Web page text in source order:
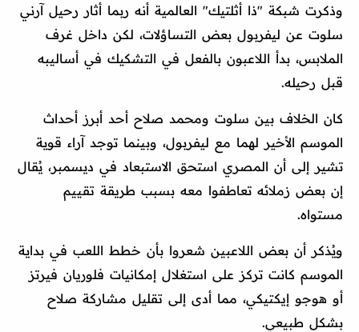
وذكرت شبكة "ذا أثلتيك" العالمية أنه ربما أثار رحيل آرني
سلوت عن ليفربول بعض التساؤلات، لكن داخل غرف
الملابس، بدأ اللاعبون بالفعل في التشكيك في أساليبه
قبل رحيله.
كان الخلاف بين سلوت ومحمد صلاح أحد أبرز أحداث
الموسم الأخير لهما مع ليفربول، وبينما توجد آراء قوية
تشير إلى أن المصري استحق الاستبعاد في ديسمبر، يُقال
إن بعض زملائه تعاطفوا معه بسبب طريقة تقييم
مستواه.
ويُذكر أن بعض اللاعبين شعروا بأن خطط اللعب في بداية
الموسم كانت تركز على استغلال إمكانيات فلوريان فيرتز
أو هوجو إيكتيكي، مما أدى إلى تقليل مشاركة صلاح
بشكل طبيعي.